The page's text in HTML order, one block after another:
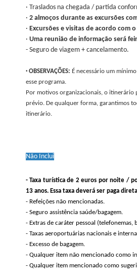
· Traslados na chegada / partida
· 2 almoços durante as excursões
· Excursões e visitas de acordo com
· Uma reunião de informação será
- Seguro de viagem + cancelamento.
· OBSERVAÇÕES: É necessário um
esse programa.
Por motivos organizacionais, o
prévio. De qualquer forma, garantimos
itinerário.
Não Inclui
- Taxa turística de 2 euros por noite /
13 anos. Essa taxa deverá ser paga
- Refeições não mencionadas.
- Seguro assistência saúde/bagagem.
- Extras de caráter pessoal (telefonemas,
- Taxas aeroportuárias nacionais e
- Excesso de bagagem.
- Qualquer item não mencionado como
- Qualquer item mencionado como